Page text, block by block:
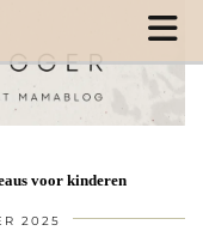
voor kinderen
2025